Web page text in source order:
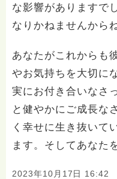
な影響がありますで
なりかねませんからね
あなたがこれからも
やお気持ちを大切に
実にお付き合いなさ
と健やかにご成長な
く幸せに生き抜いて
ます。そしてあなた
2023年10月17日 16:42